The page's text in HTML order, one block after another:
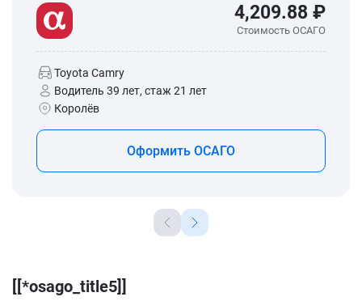
4,209.88 ₽
Стоимость ОСАГО
Toyota Camry
Водитель 39 лет, стаж 21 лет
Королёв
Оформить ОСАГО
[[*osago_title5]]